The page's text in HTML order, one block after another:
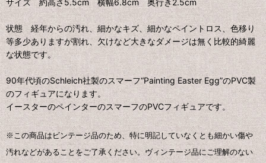
サイズ 約高さ5.5cm 横幅6.8cm 奥行き2.5cm
状態 経年からの汚れ、細かなキズ、細かなペイントロス、色移り
等多少ありますが割れ、欠けなど大きなダメージは無く比較的綺麗
な状態です。
90年代頃のSchleich社製のスマーフ“Painting Easter Egg”のPVC製
のフィギュアになります。
イースターのペインターのスマーフのPVCフィギュアです。
※この商品はビンテージ品のため、特に明記していなくとも細かい傷や
汚れなどがあることをご了承ください。ヴィンテージ品にご理解のない